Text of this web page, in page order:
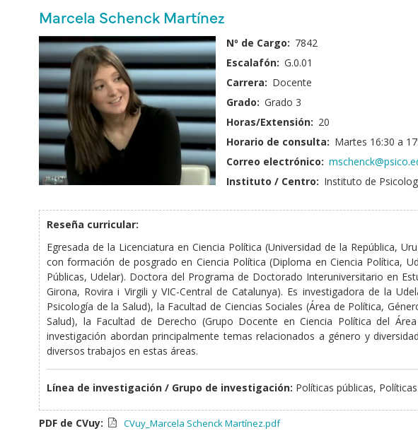
principales
Nombre
y
Apellido:
Marcela Schenck Martínez
Fotografía: Nº de Cargo: 7842
Escalafón: G.0.01
Carrera: Docente
Grado: Grado 3
Horas/Extensión: 20
Horario de consulta: Martes 16:30 a
Correo electrónico:
Instituto / Centro: Instituto de
Reseña curricular:
Egresada de la Licenciatura en Ciencia Política (Universidad de la República,
con formación de posgrado en Ciencia Política (Diploma en Ciencia Política,
Públicas, Udelar). Doctora del Programa de Doctorado Interuniversitario en
Girona, Rovira i Virgili y VIC-Central de Catalunya). Es investigadora de la
Psicología de la Salud), la Facultad de Ciencias Sociales (Área de Política,
Salud), la Facultad de Derecho (Grupo Docente en Ciencia Política del
investigación abordan principalmente temas relacionados a género y
diversos trabajos en estas áreas.
Línea de investigación / Grupo de investigación: Políticas públicas,
PDF de CVuy: CVuy_Marcela Schenck Martínez.pdf